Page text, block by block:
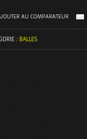
AU COMPARATEUR
: BALLES